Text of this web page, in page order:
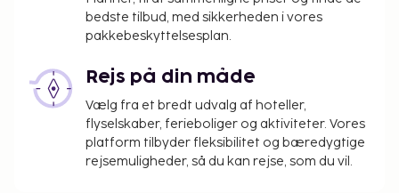
bedste tilbud, med sikkerheden i vores
pakkebeskyttelsesplan.
Rejs på din måde
Vælg fra et bredt udvalg af hoteller,
flyselskaber, ferieboliger og aktiviteter. Vores
platform tilbyder fleksibilitet og bæredygtige
rejsemuligheder, så du kan rejse, som du vil.